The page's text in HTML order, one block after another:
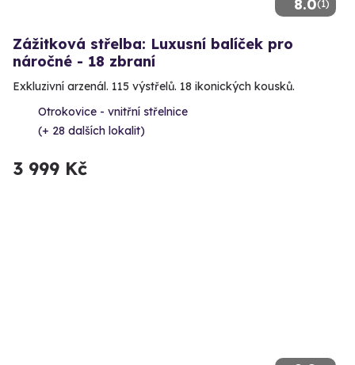
8.0(1)
Zážitková střelba: Luxusní balíček pro
náročné - 18 zbraní
Exkluzivní arzenál. 115 výstřelů. 18 ikonických kousků.
Otrokovice - vnitřní střelnice
(+ 28 dalších lokalit)
3 999 Kč